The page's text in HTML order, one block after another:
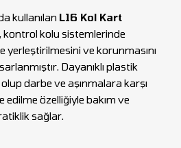
kullanılan L16 Kol Kart
, kontrol kolu sistemlerinde
yerleştirilmesini ve korunmasını
Dayanıklı plastik
darbe ve aşınmalara karşı
özelliğiyle bakım ve
sağlar.